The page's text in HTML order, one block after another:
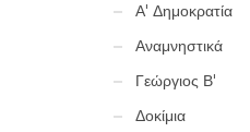
Α' Δημοκρατία
Αναμνηστικά
Γεώργιος Β'
Δοκίμια